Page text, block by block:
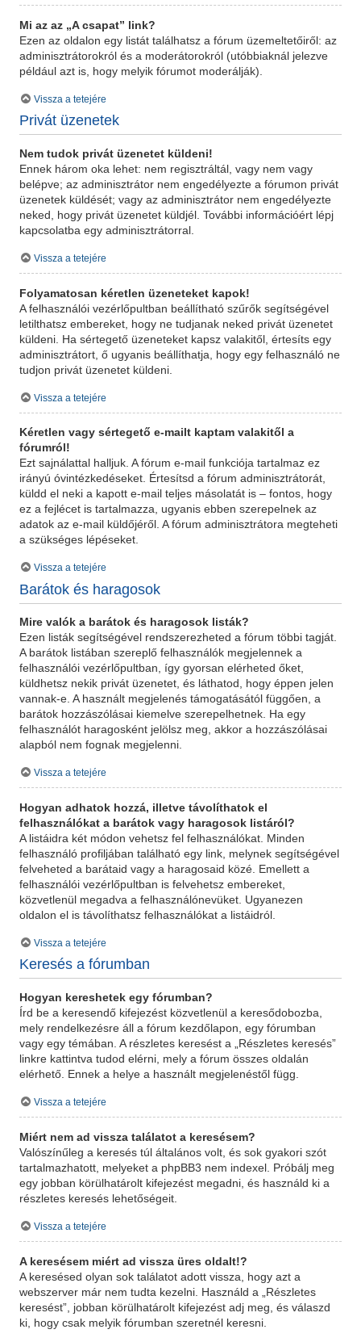
Mi az az „A csapat” link?
Ezen az oldalon egy listát találhatsz a fórum üzemeltetőiről: az
adminisztrátorokról és a moderátorokról (utóbbiaknál jelezve
például azt is, hogy melyik fórumot moderálják).
Vissza a tetejére
Privát üzenetek
Nem tudok privát üzenetet küldeni!
Ennek három oka lehet: nem regisztráltál, vagy nem vagy
belépve; az adminisztrátor nem engedélyezte a fórumon privát
üzenetek küldését; vagy az adminisztrátor nem engedélyezte
neked, hogy privát üzenetet küldjél. További információért lépj
kapcsolatba egy adminisztrátorral.
Vissza a tetejére
Folyamatosan kéretlen üzeneteket kapok!
A felhasználói vezérlőpultban beállítható szűrők segítségével
letilthatsz embereket, hogy ne tudjanak neked privát üzenetet
küldeni. Ha sértegető üzeneteket kapsz valakitől, értesíts egy
adminisztrátort, ő ugyanis beállíthatja, hogy egy felhasználó ne
tudjon privát üzenetet küldeni.
Vissza a tetejére
Kéretlen vagy sértegető e-mailt kaptam valakitől a
fórumról!
Ezt sajnálattal halljuk. A fórum e-mail funkciója tartalmaz ez
irányú óvintézkedéseket. Értesítsd a fórum adminisztrátorát,
küldd el neki a kapott e-mail teljes másolatát is – fontos, hogy
ez a fejlécet is tartalmazza, ugyanis ebben szerepelnek az
adatok az e-mail küldőjéről. A fórum adminisztrátora megteheti
a szükséges lépéseket.
Vissza a tetejére
Barátok és haragosok
Mire valók a barátok és haragosok listák?
Ezen listák segítségével rendszerezheted a fórum többi tagját.
A barátok listában szereplő felhasználók megjelennek a
felhasználói vezérlőpultban, így gyorsan elérheted őket,
küldhetsz nekik privát üzenetet, és láthatod, hogy éppen jelen
vannak-e. A használt megjelenés támogatásától függően, a
barátok hozzászólásai kiemelve szerepelhetnek. Ha egy
felhasználót haragosként jelölsz meg, akkor a hozzászólásai
alapból nem fognak megjelenni.
Vissza a tetejére
Hogyan adhatok hozzá, illetve távolíthatok el
felhasználókat a barátok vagy haragosok listáról?
A listáidra két módon vehetsz fel felhasználókat. Minden
felhasználó profiljában található egy link, melynek segítségével
felveheted a barátaid vagy a haragosaid közé. Emellett a
felhasználói vezérlőpultban is felvehetsz embereket,
közvetlenül megadva a felhasználónevüket. Ugyanezen
oldalon el is távolíthatsz felhasználókat a listáidról.
Vissza a tetejére
Keresés a fórumban
Hogyan kereshetek egy fórumban?
Írd be a keresendő kifejezést közvetlenül a keresődobozba,
mely rendelkezésre áll a fórum kezdőlapon, egy fórumban
vagy egy témában. A részletes keresést a „Részletes keresés”
linkre kattintva tudod elérni, mely a fórum összes oldalán
elérhető. Ennek a helye a használt megjelenéstől függ.
Vissza a tetejére
Miért nem ad vissza találatot a keresésem?
Valószínűleg a keresés túl általános volt, és sok gyakori szót
tartalmazhatott, melyeket a phpBB3 nem indexel. Próbálj meg
egy jobban körülhatárolt kifejezést megadni, és használd ki a
részletes keresés lehetőségeit.
Vissza a tetejére
A keresésem miért ad vissza üres oldalt!?
A keresésed olyan sok találatot adott vissza, hogy azt a
webszerver már nem tudta kezelni. Használd a „Részletes
keresést”, jobban körülhatárolt kifejezést adj meg, és válaszd
ki, hogy csak melyik fórumban szeretnél keresni.